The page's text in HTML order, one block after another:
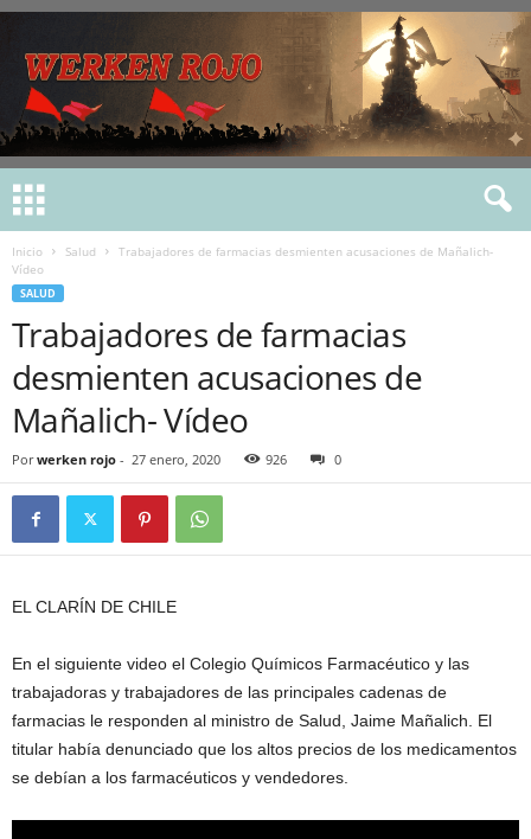
Inicio Salud
Trabajadores de farmacias desmienten acusaciones de Mañalich-
Vídeo
SALUD
Trabajadores de farmacias
desmienten acusaciones de
Mañalich- Vídeo
Por werken rojo - 27 enero, 2020 926 0
EL CLARÍN DE CHILE
En el siguiente video el Colegio Químicos Farmacéutico y las
trabajadoras y trabajadores de las principales cadenas de
farmacias le responden al ministro de Salud, Jaime Mañalich. El
titular había denunciado que los altos precios de los medicamentos
se debían a los farmacéuticos y vendedores.